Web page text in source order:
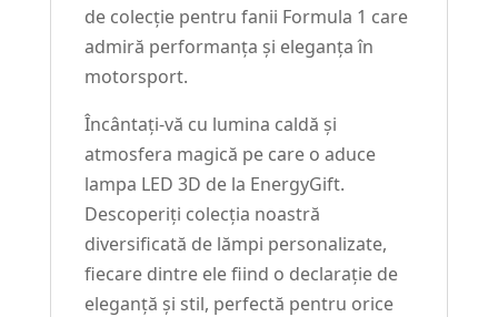
de colecție pentru fanii Formula 1 care
admiră performanța și eleganța în
motorsport.
Încântați-vă cu lumina caldă și
atmosfera magică pe care o aduce
lampa LED 3D de la EnergyGift.
Descoperiți colecția noastră
diversificată de lămpi personalizate,
fiecare dintre ele fiind o declarație de
eleganță și stil, perfectă pentru orice